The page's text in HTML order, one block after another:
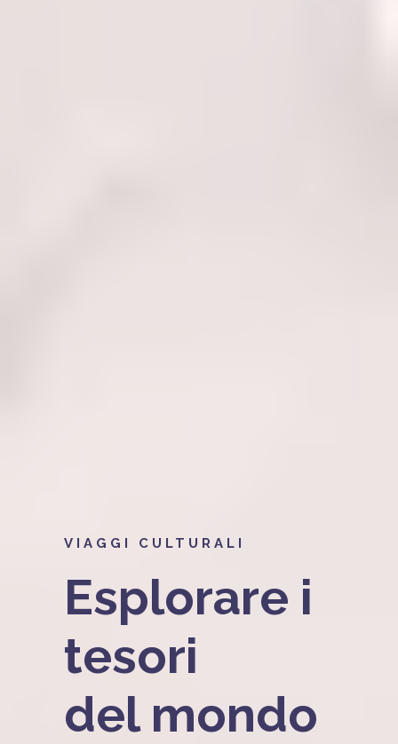
VIAGGI CULTURALI
Esplorare i
tesori
del mondo